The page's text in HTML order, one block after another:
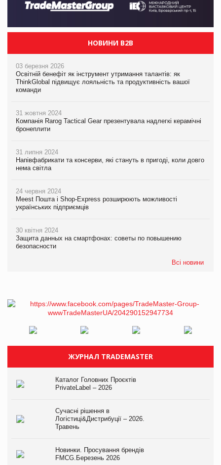
НОВИНИ B2B
03 березня 2026
Освітній бенефіт як інструмент утримання талантів: як
ThinkGlobal підвищує лояльність та продуктивність вашої
команди
31 жовтня 2024
Компанія Rarog Tactical Gear презентувала надлегкі керамічні
бронеплити
31 липня 2024
Напівфабрикати та консерви, які стануть в пригоді, коли довго
нема світла
24 червня 2024
Meest Пошта і Shop-Express розширюють можливості
українських підприємців
30 квітня 2024
Защита данных на смартфонах: советы по повышению
безопасности
Всі новини
ЖУРНАЛ TRADEMASTER
Каталог Головних Проєктів
PrivateLabel – 2026
Сучасні рішення в
Логістиці&Дистрибуції – 2026.
Травень
Новинки. Просування брендів
FMCG.Березень 2026